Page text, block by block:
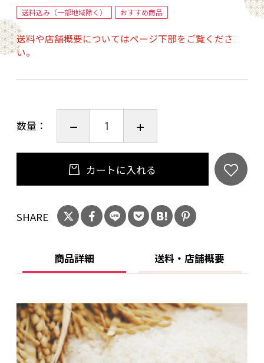
米澪 ライスリッチ プレミアム宇治抹茶 450gパ
ック
米マヨ 200g
■アレルノン 100gパック ×1パック
漬物由来の乳酸菌でていねいに発酵させた
100％植物性のお米のヨーグルトです。
お好みでジャムやソースなどを加えてアレンジ
していただけるプレーンタイプ。
■リセゆず 100gパック ×1パック
で炊き上げ、
ふなずし由来の乳酸菌でていねいに発酵させた
高知県産のゆずの果皮と果汁のさわやかな風
味、
甜菜糖でやさしい甘みに仕上げました。
送料込み（一部地域除く） おすすめ商品
送料や店舗概要についてはページ下部をご覧くださ
い。
数量：
カートに入れる
SHARE
商品詳細 送料・店舗概要